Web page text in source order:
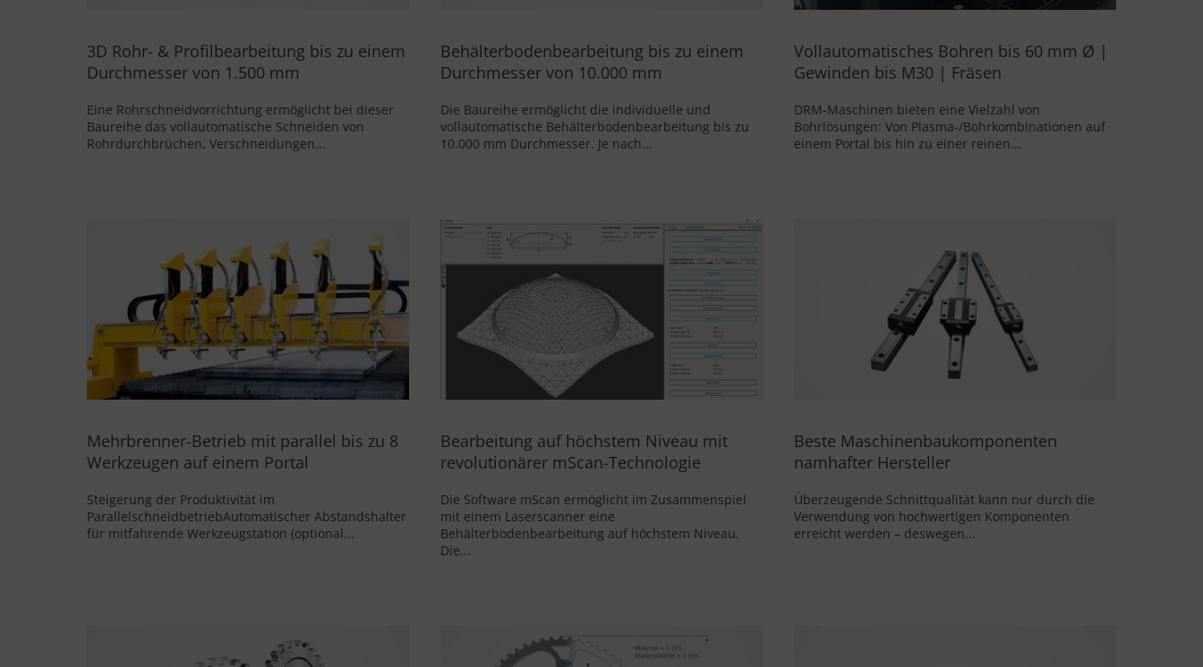
3D Rohr- & Profilbearbeitung bis zu einem
Durchmesser von 1.500 mm
Eine Rohrschneidvorrichtung ermöglicht bei dieser
Baureihe das vollautomatische Schneiden von
Rohrdurchbrüchen, Verschneidungen...
Behälterbodenbearbeitung bis zu einem
Durchmesser von 10.000 mm
Die Baureihe ermöglicht die individuelle und
vollautomatische Behälterbodenbearbeitung bis zu
10.000 mm Durchmesser. Je nach...
Vollautomatisches Bohren bis 60 mm Ø |
Gewinden bis M30 | Fräsen
DRM-Maschinen bieten eine Vielzahl von
Bohrlösungen: Von Plasma-/Bohrkombinationen auf
einem Portal bis hin zu einer reinen...
Mehrbrenner-Betrieb mit parallel bis zu 8
Werkzeugen auf einem Portal
Steigerung der Produktivität im
ParallelschneidbetriebAutomatischer Abstandshalter
für mitfahrende Werkzeugstation (optional...
Bearbeitung auf höchstem Niveau mit
revolutionärer mScan-Technologie
Die Software mScan ermöglicht im Zusammenspiel
mit einem Laserscanner eine
Behälterbodenbearbeitung auf höchstem Niveau.
Die...
Beste Maschinenbaukomponenten
namhafter Hersteller
Überzeugende Schnittqualität kann nur durch die
Verwendung von hochwertigen Komponenten
erreicht werden – deswegen...